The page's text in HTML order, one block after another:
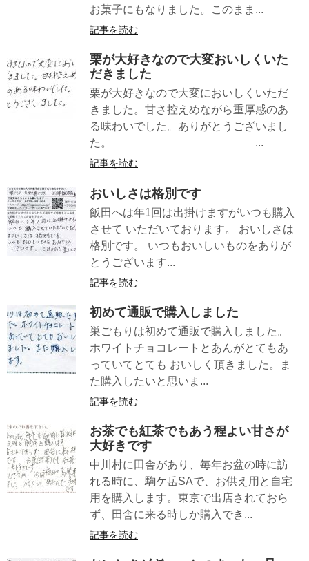
お菓子にもなりました。このまま...
記事を読む
栗が大好きなので大変おいしくいた
だきました
栗が大好きなので大変においしくいただ
きました。甘さ控えめながら重厚感のあ
る味わいでした。ありがとうございまし
た。 ...
記事を読む
おいしさは格別です
飯田へは年1回は出掛けますがいつも購入
させて いただいております。 おいしさは
格別です。 いつもおいしいものをありが
とうございます...
記事を読む
初めて通販で購入しました
巣ごもりは初めて通販で購入しました。
ホワイトチョコレートとあんがとてもあ
っていてとても おいしく頂きました。ま
た購入したいと思いま...
記事を読む
お茶でも紅茶でもあう程よい甘さが
大好きです
中川村に田舎があり、毎年お盆の時に訪
れる時に、駒ケ岳SAで、お供え用と自宅
用を購入します。東京で出店されておら
ず、田舎に来る時しか購入でき...
記事を読む